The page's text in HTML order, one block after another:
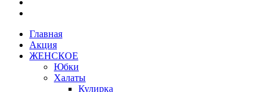
Главная
Акция
ЖЕНСКОЕ
Юбки
Халаты
Кулирка